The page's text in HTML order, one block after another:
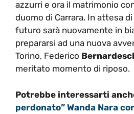
azzurri e ora il matrimonio
duomo di Carrara. In attesa
futuro sarà nuovamente in
prepararsi ad una nuova
Torino, Federico
meritato momento di riposo.
Potrebbe interessarti
perdonato” Wanda Nara